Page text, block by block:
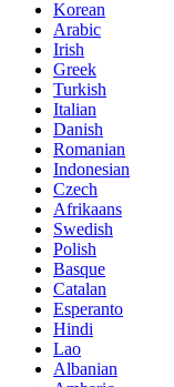
Korean
Arabic
Irish
Greek
Turkish
Italian
Danish
Romanian
Indonesian
Czech
Afrikaans
Swedish
Polish
Basque
Catalan
Esperanto
Hindi
Lao
Albanian